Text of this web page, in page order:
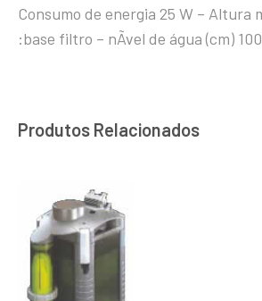
Consumo de energia 25 W – Altura
:base filtro – nÃ­vel de água (cm)
Produtos Relacionados